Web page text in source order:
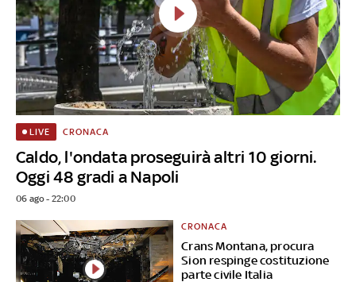
Caldo, l'ondata proseguirà altri 10 giorni.
Oggi 48 gradi a Napoli
LIVE CRONACA
06 ago - 22:00
Crans Montana, procura
Sion respinge costituzione
parte civile Italia
CRONACA